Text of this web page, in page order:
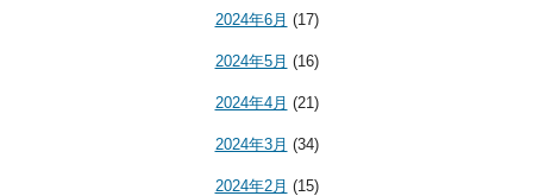
2024年6月 (17)
2024年5月 (16)
2024年4月 (21)
2024年3月 (34)
2024年2月 (15)